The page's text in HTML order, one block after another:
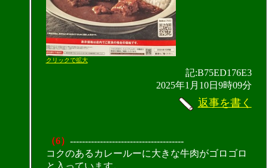
クリックで拡大
記:B75ED176E3
2025年1月10日9時09分
返事を書く
（6） --------------------------------------
コクのあるカレールーに大きな牛肉がゴロゴロ